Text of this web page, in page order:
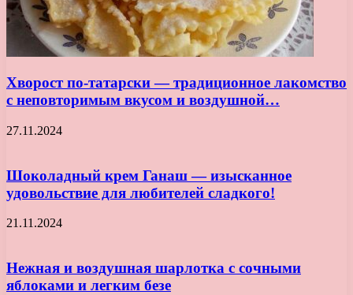
Хворост по-татарски — традиционное лакомство
с неповторимым вкусом и воздушной…
27.11.2024
Шоколадный крем Ганаш — изысканное
удовольствие для любителей сладкого!
21.11.2024
Нежная и воздушная шарлотка с сочными
яблоками и легким безе